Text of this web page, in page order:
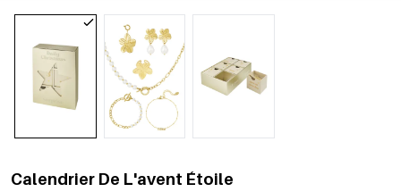
Calendrier De L'avent Étoile